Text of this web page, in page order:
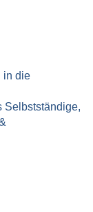
in die
Selbstständige,